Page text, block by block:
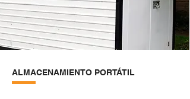
ALMACENAMIENTO PORTÁTIL